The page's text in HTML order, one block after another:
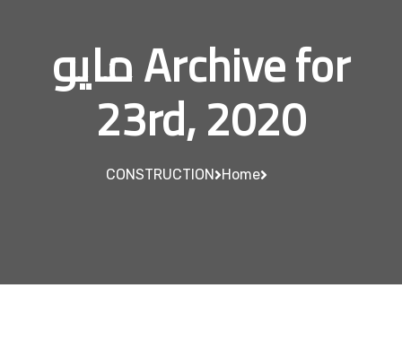
Archive for مايو
23rd, 2020
Home
CONSTRUCTION